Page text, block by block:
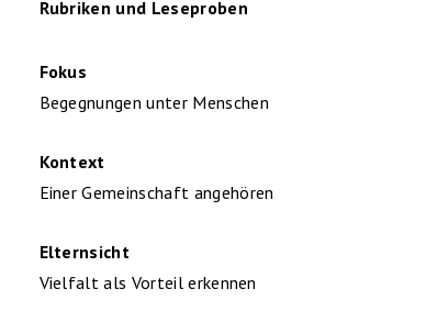
Rubriken und Leseproben
Fokus
Begegnungen unter Menschen
Kontext
Einer Gemeinschaft angehören
Elternsicht
Vielfalt als Vorteil erkennen